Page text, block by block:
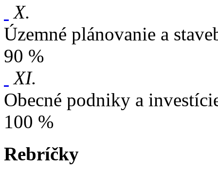
X.
Územné plánovanie a
90 %
XI.
Obecné podniky a
100 %
Rebríčky